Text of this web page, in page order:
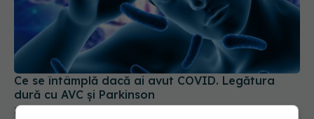
Ce se întâmplă dacă ai avut COVID. Legătura
dură cu AVC și Parkinson
25 aug 2025, 12:58